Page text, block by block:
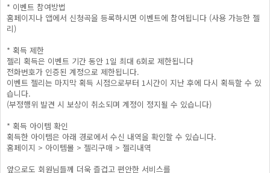
* 이벤트 참여방법
홈페이지나 앱에서 신청곡을 등록하시면 이벤트에 참여됩니다 (사용 가능한 젤
리)
* 획득 제한
젤리 획득은 이벤트 기간 동안 1일 최대 6회로 제한됩니다
전화번호가 인증된 계정으로 제한됩니다.
이벤트 젤리는 마지막 획득 시점으로부터 1시간이 지난 후에 다시 획득할 수 있
습니다.
(부정행위 발견 시 보상이 취소되며 계정이 정지될 수 있습니다)
* 획득 아이템 확인
획득한 아이템은 아래 경로에서 수신 내역을 확인할 수 있습니다.
홈페이지 > 아이템몰 > 젤리구매 > 젤리내역
앞으로도 회원님들께 더욱 즐겁고 편안한 서비스를